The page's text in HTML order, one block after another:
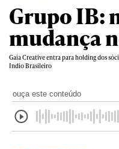
Grupo IB:
mudança
Gaia Creative entra para holding dos
Indio Brasileiro
ouça este conteúdo